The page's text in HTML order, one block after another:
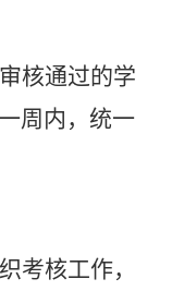
核通过的学
周内，统一
考核工作，